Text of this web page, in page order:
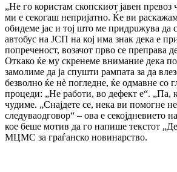
„Не го користам скопскиот јавен превоз
ми е секогаш непријатно. Ќе ви
обидеме јас и тој што ме придрuжува да
автобус на ЈСП на кој има знак дека е
попреченост, возачот прво се преправа
Откако ќе му скренеме внимание дека
замолиме да ја спушти рампата за да
безволно ќе нѐ погледне, ќе одмавне со
процеди: „Не работи, во дефект е“. „Па,
чудиме. „Снајдете се, нека ви помогне
следуваодговор“ – ова е секојдневието
кое беше мотив да го напише текстот
МЦМС за граѓанско новинарство.